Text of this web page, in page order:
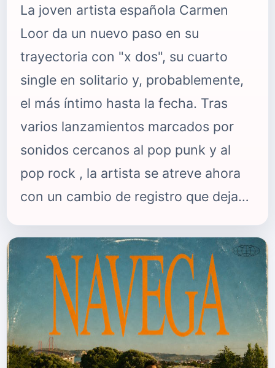
La joven artista española Carmen
Loor da un nuevo paso en su
trayectoria con "x dos", su cuarto
single en solitario y, probablemente,
el más íntimo hasta la fecha. Tras
varios lanzamientos marcados por
sonidos cercanos al pop punk y al
pop rock , la artista se atreve ahora
con un cambio de registro que deja
y emocional. Disponible ya en todas
las plataformas digitales, el tema
representa un punto de inflexión en
su carrera, donde la ausencia se
convierte en refugio y la memoria en
un espacio de conexión emocional. "x